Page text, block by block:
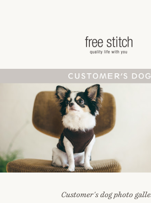
Customer's dog photo